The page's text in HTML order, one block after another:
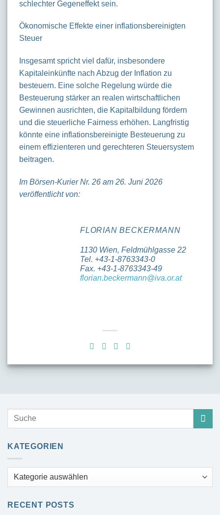
KATEGORIEN
Kategorien
RECENT POSTS
schlechter Gegeneffekt sein.
Ökonomische Effekte einer inflationsbereinigten
Steuer
Insgesamt spricht viel dafür, insbesondere
Kapitaleinkünfte nach Abzug der Inflation zu
besteuern. Eine solche Regelung würde die
Besteuerung stärker an realen wirtschaftlichen
Gewinnen ausrichten, die Kapitalbildung fördern
und die steuerliche Fairness erhöhen. Langfristig
könnte eine inflationsbereinigte Besteuerung zu
einem effizienteren und gerechteren Steuersystem
beitragen.
Im Börsen-Kurier Nr. 26 am 26. Juni 2026
veröffentlicht von:
FLORIAN BECKERMANN
1130 Wien, Feldmühlgasse 22
Tel. +43-1-8763343-0
Fax. +43-1-8763343-49
florian.beckermann@iva.or.at